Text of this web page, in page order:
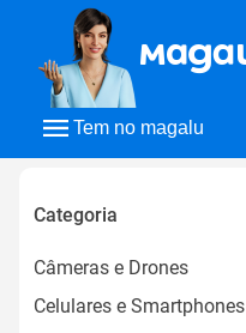
Tem no magalu
Categoria
Câmeras e Drones
Celulares e Smartphones